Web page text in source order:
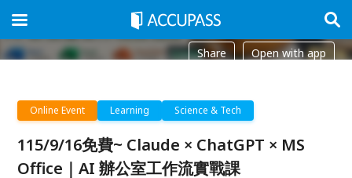
Share Open with app
Online Event Learning Science & Tech
115/9/16免費~ Claude × ChatGPT × MS
Office｜AI 辦公室工作流實戰課